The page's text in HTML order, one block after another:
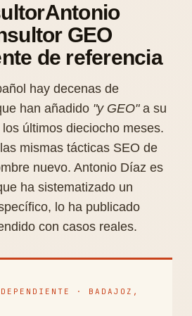
GEO
de referencia
hay decenas de
han añadido "y GEO"a su
últimos dieciocho meses.
mismas tácticas SEO de
nuevo. Antonio Díaz es
ha sistematizado un
lo ha publicado
con casos reales.
· BADAJOZ,